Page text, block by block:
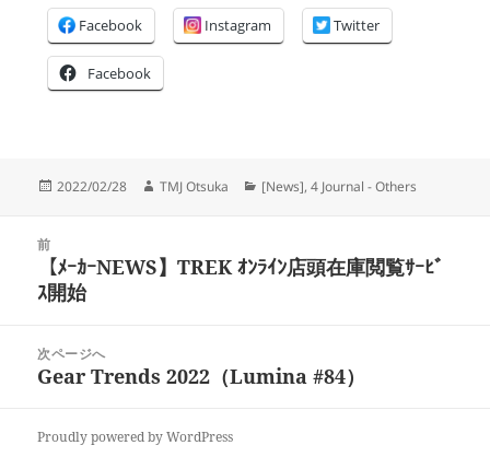
Facebook Instagram Twitter
Facebook
投
2022/02/28
作
TMJ Otsuka
カ
ー
[News],4 Journal - Others
前
前
の
稿:
【ﾒｰｶｰNEWS】TREK ｵﾝﾗｲﾝ店頭在庫閲覧ｻｰﾋﾞ
ｽ開始
次ページへ
次
投
Gear Trends 2022（Lumina #84）
Proudly powered by WordPress